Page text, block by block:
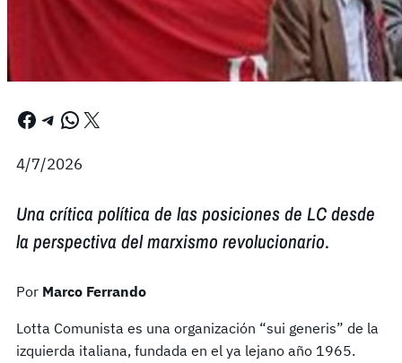
Facebook Telegram WhatsApp X
4/7/2026
Una crítica política de las posiciones de LC desde
la perspectiva del marxismo revolucionario.
Por Marco Ferrando
Lotta Comunista es una organización “sui generis” de la
izquierda italiana, fundada en el ya lejano año 1965.